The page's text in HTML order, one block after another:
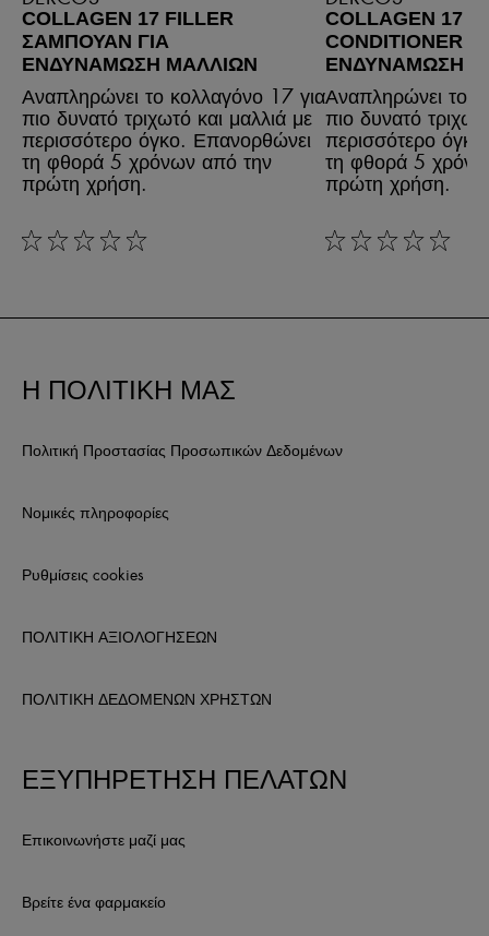
COLLAGEN 17 FILLER
ΣΑΜΠΟΥΆΝ ΓΙΑ
ΕΝΔΥΝΆΜΩΣΗ ΜΑΛΛΙΏΝ
Αναπληρώνει το κολλαγόνο 17 για
πιο δυνατό τριχωτό και μαλλιά με
περισσότερο όγκο. Επανορθώνει
τη φθορά 5 χρόνων από την
πρώτη χρήση.
rating: 0 out of 5
COLLAGEN 17
CONDITIONER
ΕΝΔΥΝΆΜΩΣΗ
Αναπληρώνει το
πιο δυνατό
περισσότερο
τη φθορά 5
πρώτη χρήση.
rating: 0 out of 5
Η ΠΟΛΙΤΙΚΗ ΜΑΣ
Πολιτική Προστασίας Προσωπικών Δεδομένων
Νομικές πληροφορίες
Ρυθμίσεις cookies
ΠΟΛΙΤΙΚΗ ΑΞΙΟΛΟΓΗΣΕΩΝ
ΠΟΛΙΤΙΚΗ ΔΕΔΟΜΕΝΩΝ ΧΡΗΣΤΩΝ
ΕΞΥΠΗΡΕΤΗΣΗ ΠΕΛΑΤΩΝ
Επικοινωνήστε μαζί μας
Βρείτε ένα φαρμακείο